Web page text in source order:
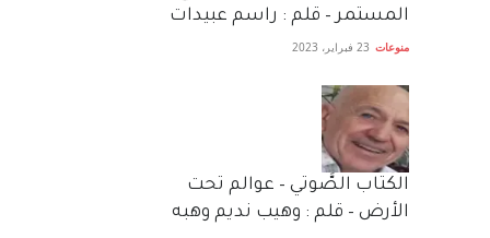
المستمر – قلم : راسم عبيدات
منوعات 23 فبراير، 2023
الكتاب الصَّوتي – عوالم تحت
الأرض – قلم : وهيب نديم وهبه